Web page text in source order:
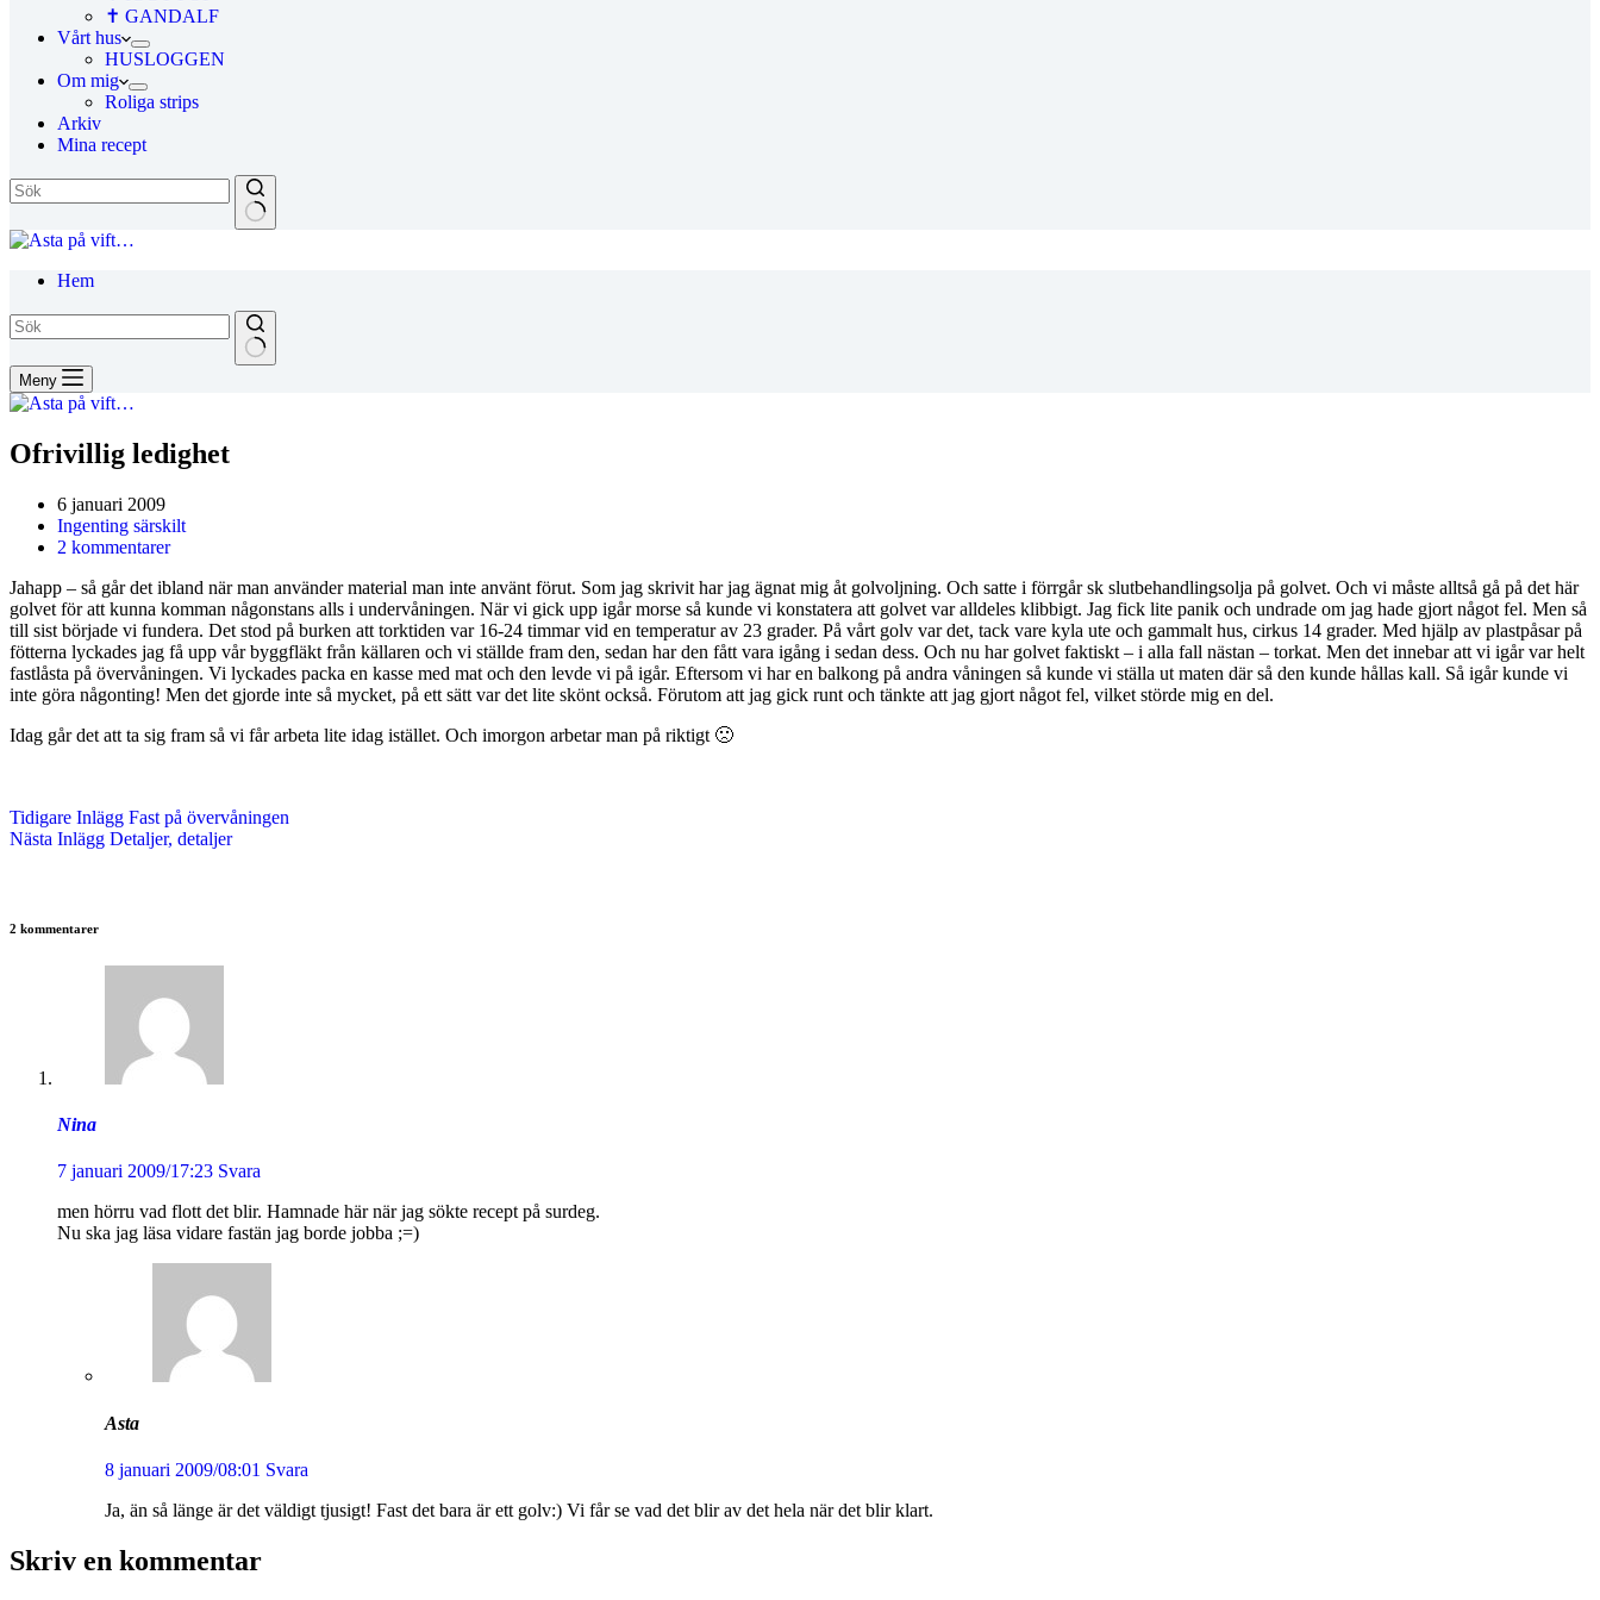
✝ GANDALF
Vårt hus
HUSLOGGEN
Om mig
Roliga strips
Arkiv
Mina recept
Hem
Meny
Ofrivillig ledighet
6 januari 2009
Ingenting särskilt
2 kommentarer
Jahapp – så går det ibland när man använder material man inte använt förut. Som jag skrivit har jag ägnat mig åt golvoljning. Och satte i förrgår sk slutbehandlingsolja på golvet. Och vi måste alltså gå på det här
golvet för att kunna komman någonstans alls i undervåningen. När vi gick upp igår morse så kunde vi konstatera att golvet var alldeles klibbigt. Jag fick lite panik och undrade om jag hade gjort något fel. Men så
till sist började vi fundera. Det stod på burken att torktiden var 16-24 timmar vid en temperatur av 23 grader. På vårt golv var det, tack vare kyla ute och gammalt hus, cirkus 14 grader. Med hjälp av plastpåsar på
fötterna lyckades jag få upp vår byggfläkt från källaren och vi ställde fram den, sedan har den fått vara igång i sedan dess. Och nu har golvet faktiskt – i alla fall nästan – torkat. Men det innebar att vi igår var helt
fastlåsta på övervåningen. Vi lyckades packa en kasse med mat och den levde vi på igår. Eftersom vi har en balkong på andra våningen så kunde vi ställa ut maten där så den kunde hållas kall. Så igår kunde vi
inte göra någonting! Men det gjorde inte så mycket, på ett sätt var det lite skönt också. Förutom att jag gick runt och tänkte att jag gjort något fel, vilket störde mig en del.
Idag går det att ta sig fram så vi får arbeta lite idag istället. Och imorgon arbetar man på riktigt 🙁
Tidigare Inlägg Fast på övervåningen
Nästa Inlägg Detaljer, detaljer
2 kommentarer
Nina
7 januari 2009/17:23 Svara
men hörru vad flott det blir. Hamnade här när jag sökte recept på surdeg.
Nu ska jag läsa vidare fastän jag borde jobba ;=)
Asta
8 januari 2009/08:01 Svara
Ja, än så länge är det väldigt tjusigt! Fast det bara är ett golv:) Vi får se vad det blir av det hela när det blir klart.
Skriv en kommentar